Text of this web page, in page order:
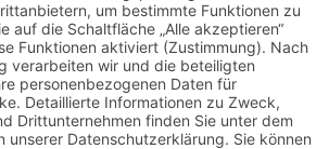
Suebenknoten war bisher nur von den
römischen Reliefs bekannt und war
nun auch als eine tatsächliche
Bestätigung vor Ort gefunden worden.
Der Volksstamm der Sueben trug